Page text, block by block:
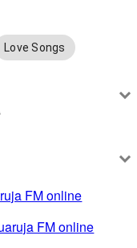
Love Songs
FM online
FM online